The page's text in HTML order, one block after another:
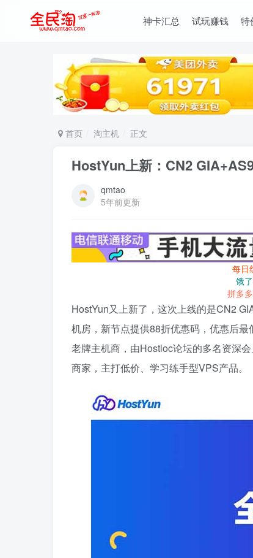
神卡汇总 试玩赚钱 特
首页 淘主机 正文
HostYun上新：CN2
qmtao
5年前更新
每日
饿
拼多
HostYun又上新了，这次上线的是CN2
机房，新节点提供88折优惠码，优惠后
老牌主机商，由Hostloc论坛的多名资深
商家，主打低价、学习练手型VPS产品。